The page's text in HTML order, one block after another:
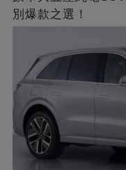
別爆款之選！